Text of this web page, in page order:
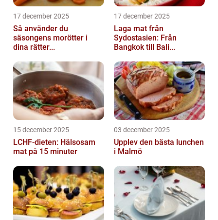
17 december 2025
Så använder du
säsongens morötter i
dina rätter...
17 december 2025
Laga mat från
Sydostasien: Från
Bangkok till Bali...
15 december 2025
LCHF-dieten: Hälsosam
mat på 15 minuter
03 december 2025
Upplev den bästa lunchen
i Malmö